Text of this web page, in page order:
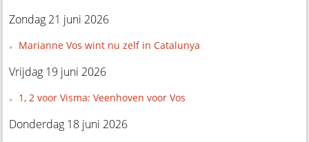
Zondag 21 juni 2026
Marianne Vos wint nu zelf in Catalunya
Vrijdag 19 juni 2026
1, 2 voor Visma: Veenhoven voor Vos
Donderdag 18 juni 2026